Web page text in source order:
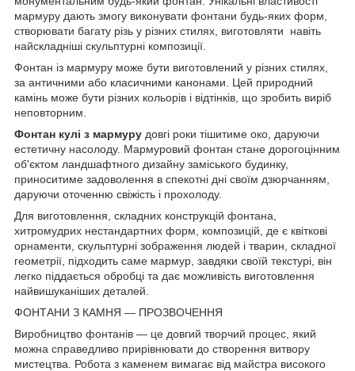
мармуру дають змогу виконувати фонтани будь-яких форм,
створювати багату різь у різних стилях, виготовляти навіть
найскладніші скульптурні композиції.
Фонтан із мармуру може бути виготовлений у різних стилях,
за античними або класичними канонами. Цей природний
камінь може бути різних кольорів і відтінків, що зробить виріб
неповторним.
Фонтан кулі з мармуру довгі роки тішитиме око, даруючи
естетичну насолоду. Мармуровий фонтан стане дорогоцінним
об'єктом ландшафтного дизайну заміського будинку,
приноситиме задоволення в спекотні дні своїм дзюрчанням,
даруючи оточенню свіжість і прохолоду.
Для виготовлення, складних конструкцій фонтана,
хитромудрих нестандартних форм, композицій, де є квіткові
орнаменти, скульптурні зображення людей і тварин, складної
геометрії, підходить саме мармур, завдяки своїй текстурі, він
легко піддається обробці та дає можливість виготовлення
найвишуканіших деталей.
ФОНТАНИ З КАМНЯ ― ПРОЗВОЧЕННЯ
Виробництво фонтанів — це довгий творчий процес, який
можна справедливо прирівнювати до створення витвору
мистецтва. Робота з каменем вимагає від майстра високого